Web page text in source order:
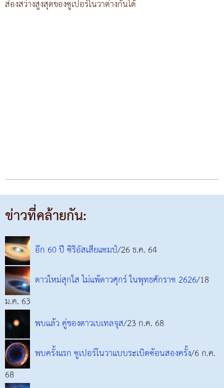
ส่องสว่างสูงสุดของซูเปอร์โนวาต่างกันได้
ข่าวที่คล้ายกัน:
อีก 60 ปี ซิริอัสเสียแชมป์/26 ธ.ค. 64
ดาวใหม่สุกใส ไม่แพ้ดาวศุกร์ ในพุทธศักราช 2626/18
ม.ค. 63
พบแล้ว คู่ของดาวเบเทลจุส/23 ก.ค. 68
พบครั้งแรก ซูเปอร์โนวาแบบระเบิดซ้อนสองครั้ง/6 ก.ค.
68